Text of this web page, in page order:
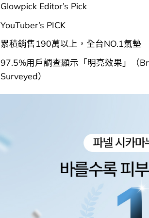
Glowpick Editor’s Pick
YouTuber’s PICK
累積銷售190萬以上，全台NO.1氣墊
97.5%用戶調查顯示「明亮效果」（
Surveyed）